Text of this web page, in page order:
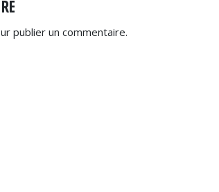
publier un commentaire.